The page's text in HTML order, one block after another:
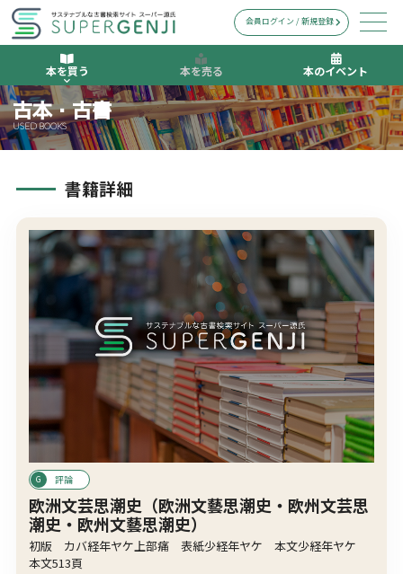
本を買う 本を売る 本のイベント
会員ログイン / 新規登録
古本・古書
USED BOOKS
書籍詳細
評論
欧洲文芸思潮史（欧洲文藝思潮史・欧州文芸思
潮史・欧州文藝思潮史）
初版 カバ経年ヤケ上部痛 表紙少経年ヤケ 本文少経年ヤケ
本文513頁